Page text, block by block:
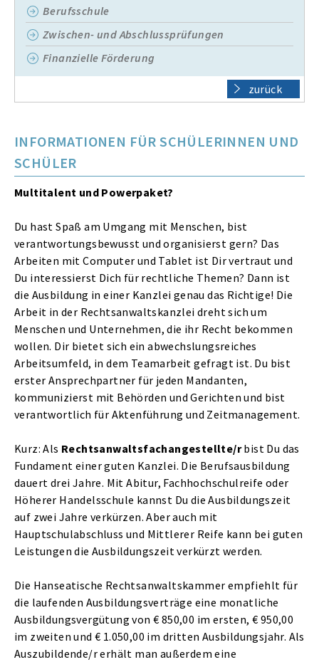
Berufsschule
Zwischen- und Abschlussprüfungen
Finanzielle Förderung
zurück
INFORMATIONEN FÜR SCHÜLERINNEN UND
SCHÜLER
Multitalent und Powerpaket?
Du hast Spaß am Umgang mit Menschen, bist
verantwortungsbewusst und organisierst gern? Das
Arbeiten mit Computer und Tablet ist Dir vertraut und
Du interessierst Dich für rechtliche Themen? Dann ist
die Ausbildung in einer Kanzlei genau das Richtige! Die
Arbeit in der Rechtsanwaltskanzlei dreht sich um
Menschen und Unternehmen, die ihr Recht bekommen
wollen. Dir bietet sich ein abwechslungsreiches
Arbeitsumfeld, in dem Teamarbeit gefragt ist. Du bist
erster Ansprechpartner für jeden Mandanten,
kommunizierst mit Behörden und Gerichten und bist
verantwortlich für Aktenführung und Zeitmanagement.
Kurz: Als Rechtsanwaltsfachangestellte/rbist Du das
Fundament einer guten Kanzlei. Die Berufsausbildung
dauert drei Jahre. Mit Abitur, Fachhochschulreife oder
Höherer Handelsschule kannst Du die Ausbildungszeit
auf zwei Jahre verkürzen. Aber auch mit
Hauptschulabschluss und Mittlerer Reife kann bei guten
Leistungen die Ausbildungszeit verkürzt werden.
Die Hanseatische Rechtsanwaltskammer empfiehlt für
die laufenden Ausbildungsverträge eine monatliche
Ausbildungsvergütung von € 850,00 im ersten, € 950,00
im zweiten und € 1.050,00 im dritten Ausbildungsjahr. Als
Auszubildende/r erhält man außerdem eine